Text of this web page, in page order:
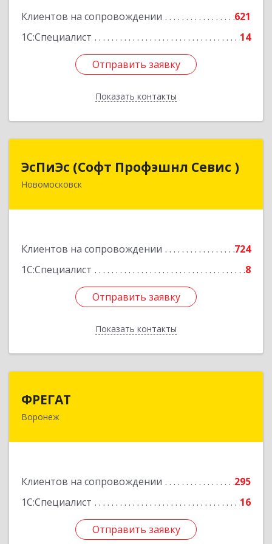
Клиентов на сопровождении
621
1С:Специалист
14
Отправить заявку
Показать контакты
Отправить заявку
Назад
ЭсПиЭс (Софт Профэшнл Севис )
Новомосковск
Клиентов на сопровождении
724
1С:Специалист
8
Отправить заявку
Показать контакты
ЭсПиЭс (Софт Профэшнл Севис )
301659, Тульская обл, Новомосковский р-н,
Отправить заявку
Назад
ФРЕГАТ
Воронеж
Клиентов на сопровождении
295
1С:Специалист
16
Отправить заявку
Отправить заявку